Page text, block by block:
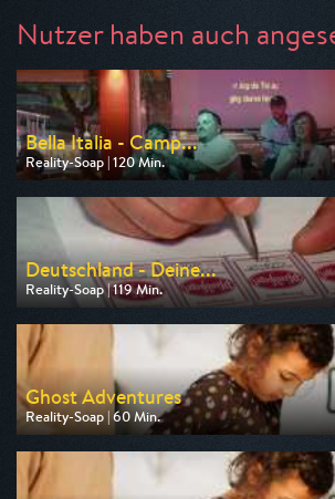
Nutzer haben auch
Bella Italia - Camp...
Reality-Soap | 120 Min.
Ausgestrahlt von RTLZWEI
am 12.08.2026, 20:15
Deutschland - Deine...
Reality-Soap | 119 Min.
Ausgestrahlt von RTLZWEI
am 10.08.2026, 20:14
Ghost Adventures
Reality-Soap | 60 Min.
Ausgestrahlt von Tele 5
am 14.08.2026, 20:15